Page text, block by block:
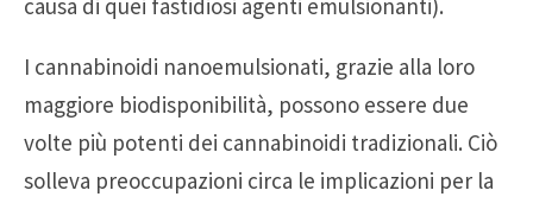
causa di quei fastidiosi agenti emulsionanti).
I cannabinoidi nanoemulsionati, grazie alla loro
maggiore biodisponibilità, possono essere due
volte più potenti dei cannabinoidi tradizionali. Ciò
solleva preoccupazioni circa le implicazioni per la